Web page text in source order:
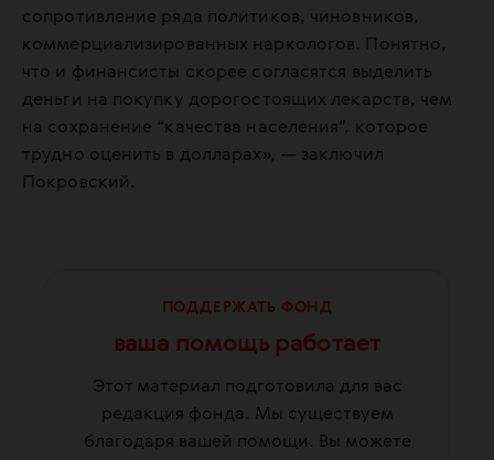
сопротивление ряда политиков, чиновников,
коммерциализированных наркологов. Понятно,
что и финансисты скорее согласятся выделить
деньги на покупку дорогостоящих лекарств, чем
на сохранение “качества населения”, которое
трудно оценить в долларах», — заключил
Покровский.
ПОДДЕРЖАТЬ ФОНД
ваша помощь работает
Этот материал подготовила для вас
редакция фонда. Мы существуем
благодаря вашей помощи. Вы можете